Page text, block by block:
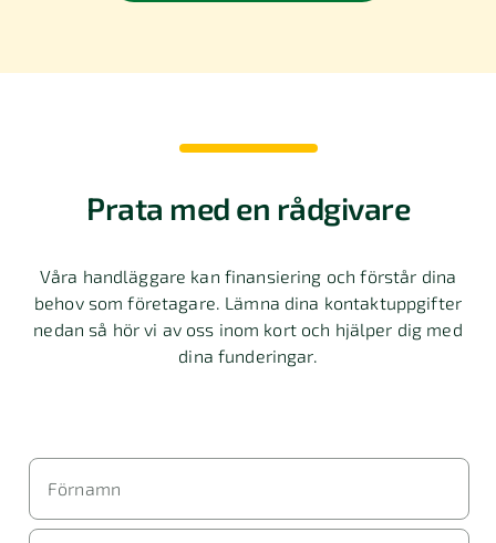
Prata med en rådgivare
Våra handläggare kan finansiering och förstår dina
behov som företagare. Lämna dina kontaktuppgifter
nedan så hör vi av oss inom kort och hjälper dig med
dina funderingar.
Förnamn